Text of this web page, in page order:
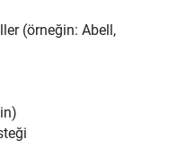
(örneğin: Abell,